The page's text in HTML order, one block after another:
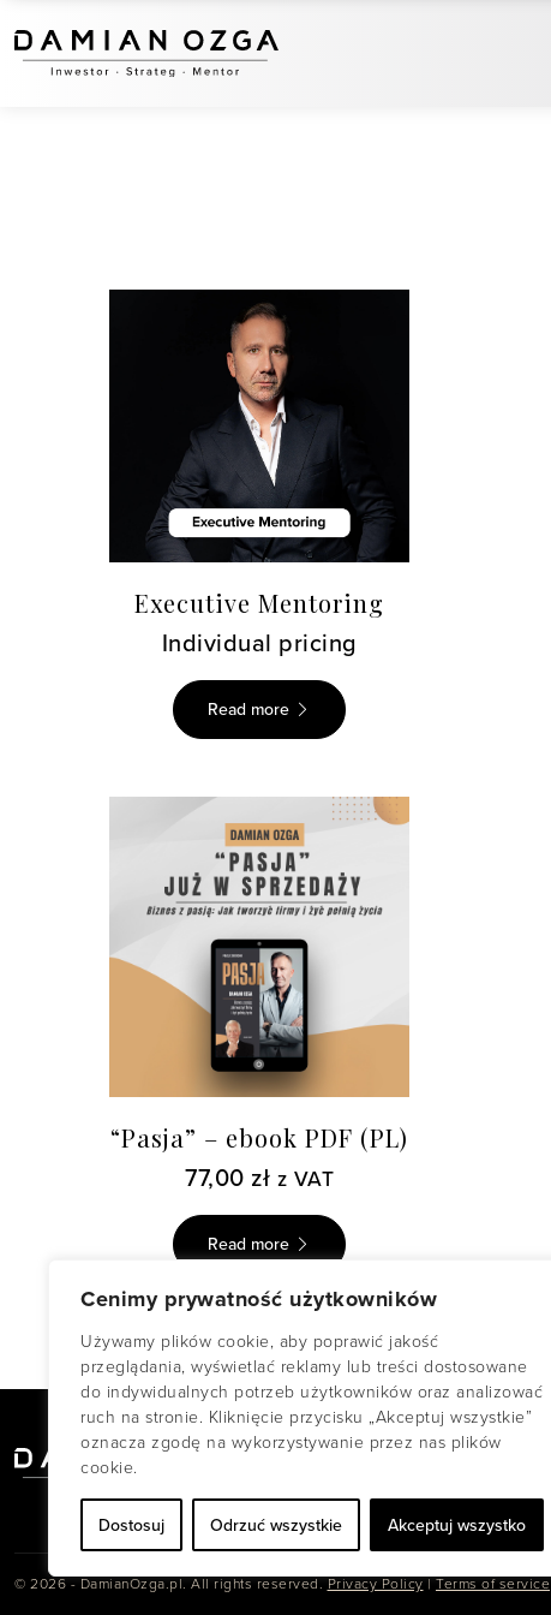
Cenimy prywatność użytkowników
Używamy plików cookie, aby poprawić jakość
przeglądania, wyświetlać reklamy lub treści dostosowane
do indywidualnych potrzeb użytkowników oraz analizować
ruch na stronie. Kliknięcie przycisku „Akceptuj wszystkie”
oznacza zgodę na wykorzystywanie przez nas plików
cookie.
Dostosuj Odrzuć wszystkie Akceptuj wszystko
Executive Mentoring
Individual pricing
Read more
“Pasja” – ebook PDF (PL)
77,00 zł z VAT
Read more
© 2026 - DamianOzga.pl. All rights reserved.Privacy Policy|Terms of service